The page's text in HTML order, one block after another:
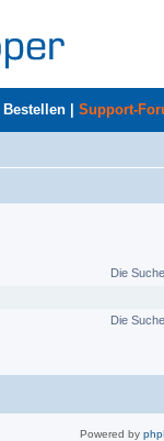
Bestellen Support-
Die
Die
Powered by